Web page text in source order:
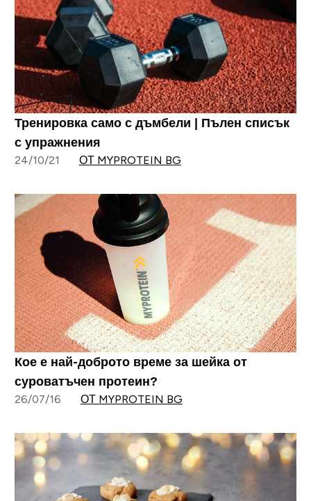
Тренировка само с дъмбели | Пълен списък
с упражнения
24/10/21 ОТ MYPROTEIN BG
Кое е най-доброто време за шейка от
суроватъчен протеин?
26/07/16 ОТ MYPROTEIN BG